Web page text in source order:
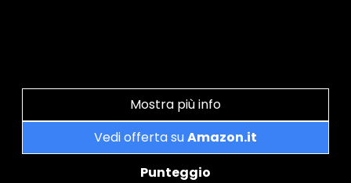
Mostra più info
Vedi offerta suAmazon.it
Punteggio